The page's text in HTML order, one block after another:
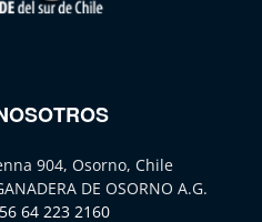
904, Osorno, Chile
DE OSORNO A.G.
64 223 2160